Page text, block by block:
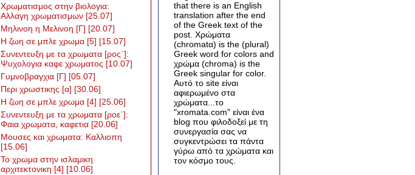
Χρωματισμος στην βιολογια:
Αλλαγη χρωματισμων [25.07]
Μηλινοη η Μελινοη [Γ] [20.07]
Η ζωη σε μπλε χρωμα [5] [15.07]
Συνεντευξη με τα χρωματα [ρος΄]:
Ψυχολογια καφε χρωματος [10.07]
Γυμνοβραγχια [Γ] [05.07]
Περι χρωστικης [α] [30.06]
Η ζωη σε μπλε χρωμα [4] [25.06]
Συνεντευξη με τα χρωματα [ροε΄]:
Φαια χρωματα, καφετια [20.06]
Μουσες και χρωματα: Καλλιοπη
[15.06]
Το χρωμα στην ισλαμικη
αρχιτεκτονικη [4] [10.06]
that there is an English
translation after the end
of the Greek text of the
post. Χρώματα
(chromatα) is the (plural)
Greek word for colors and
χρώμα (chroma) is the
Greek singular for color.
Αυτό το site είναι
αφιερωμένο στα
χρώματα...το
"xromata.com" είναι ένα
blog που φιλοδοξεί με τη
συνεργασία σας να
συγκεντρώσει τα πάντα
γύρω από τα χρώματα και
τον κόσμο τους.